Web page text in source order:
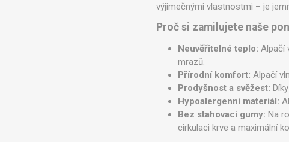
výjimečnými vlastnostmi – je
Proč si zamilujete naše
Neuvěřitelné teplo: Alpačí
mrazů.
Přírodní komfort: Alpačí
Prodyšnost a svěžest:
Hypoalergenní materiál:
Bez stahovací gumy: Na
cirkulaci krve a maximální